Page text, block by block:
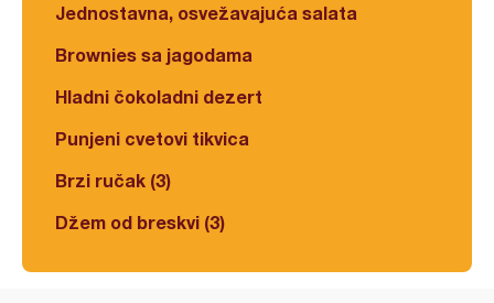
Jednostavna, osvežavajuća salata
Brownies sa jagodama
Hladni čokoladni dezert
Punjeni cvetovi tikvica
Brzi ručak (3)
Džem od breskvi (3)